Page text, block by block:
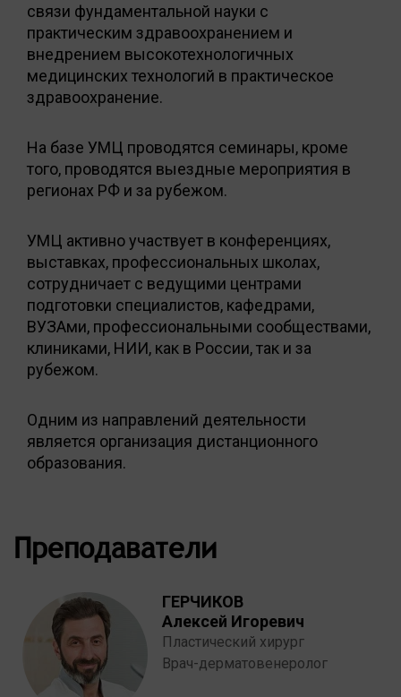
связи фундаментальной науки с
практическим здравоохранением и
внедрением высокотехнологичных
медицинских технологий в практическое
здравоохранение.
На базе УМЦ проводятся семинары, кроме
того, проводятся выездные мероприятия в
регионах РФ и за рубежом.
УМЦ активно участвует в конференциях,
выставках, профессиональных школах,
сотрудничает с ведущими центрами
подготовки специалистов, кафедрами,
ВУЗАми, профессиональными сообществами,
клиниками, НИИ, как в России, так и за
рубежом.
Одним из направлений деятельности
является организация дистанционного
образования.
Преподаватели
ГЕРЧИКОВ
Алексей Игоревич
Пластический хирург
Врач-дерматовенеролог